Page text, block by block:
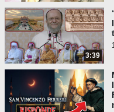
“Colui che
che si
l’agnello al
casa, si
salvezza.”
Papa Pio
3:39